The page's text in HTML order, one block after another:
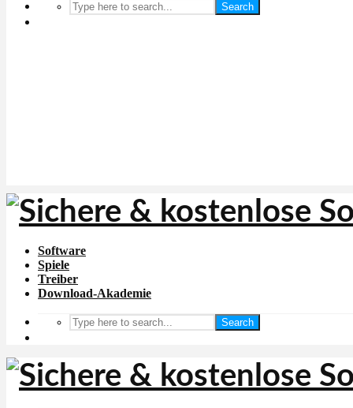
Search
Software
Spiele
Treiber
Download-Akademie
Search